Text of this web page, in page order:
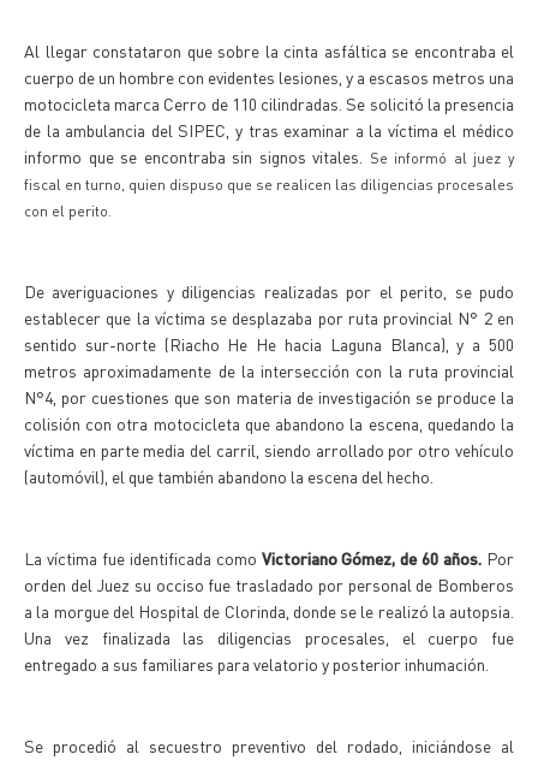
Al llegar constataron que sobre la cinta asfáltica se encontraba el
cuerpo de un hombre con evidentes lesiones, y a escasos metros una
motocicleta marca Cerro de 110 cilindradas. Se solicitó la presencia
de la ambulancia del SIPEC, y tras examinar a la víctima el médico
informo que se encontraba sin signos vitales.
Se informó al juez y
fiscal en turno, quien dispuso que se realicen las diligencias procesales
con el perito.
De averiguaciones y diligencias realizadas por el perito, se pudo
establecer que la víctima se desplazaba por ruta provincial N° 2 en
sentido sur-norte (Riacho He He hacia Laguna Blanca), y a 500
metros aproximadamente de la intersección con la ruta provincial
N°4, por cuestiones que son materia de investigación se produce la
colisión con otra motocicleta que abandono la escena, quedando la
víctima en parte media del carril, siendo arrollado por otro vehículo
(automóvil), el que también abandono la escena del hecho.
La víctima fue identificada como Victoriano Gómez, de 60 años. Por
orden del Juez su occiso fue trasladado por personal de Bomberos
a la morgue del Hospital de Clorinda, donde se le realizó la autopsia.
Una vez finalizada las diligencias procesales, el cuerpo fue
entregado a sus familiares para velatorio y posterior inhumación.
Se procedió al secuestro preventivo del rodado, iniciándose al